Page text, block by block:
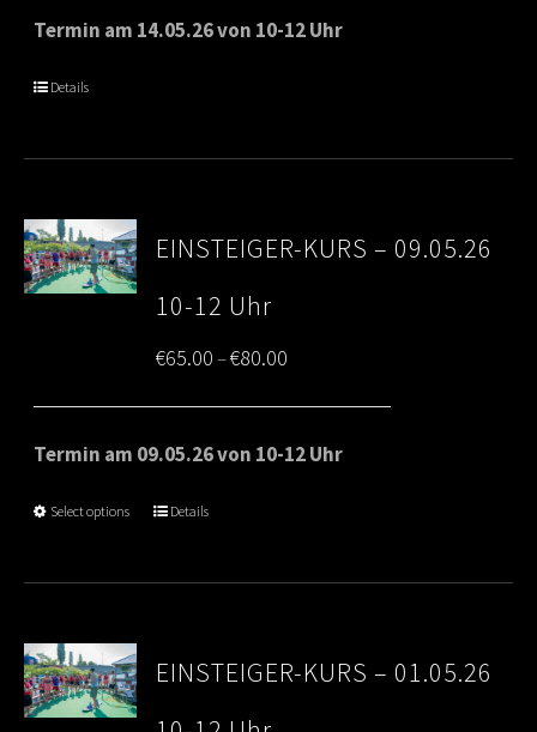
€65.00
Termin am 14.05.26 von 10-12 Uhr
Details
EINSTEIGER-KURS – 09.05.26
10-12 Uhr
€65.00–€80.00
range:
€65.00
Termin am 09.05.26 von 10-12 Uhr
Select options Details
EINSTEIGER-KURS – 01.05.26